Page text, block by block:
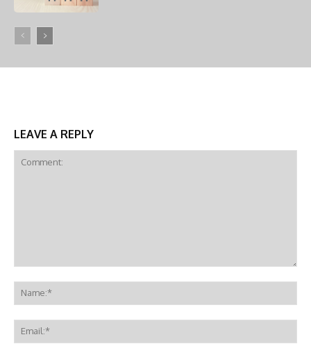
LEAVE A REPLY